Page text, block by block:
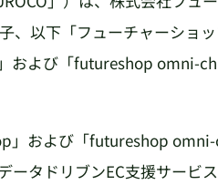
、以下「フューチャーショ
および「futureshop omni-
」および「futureshop
ータドリブンEC支援サービ